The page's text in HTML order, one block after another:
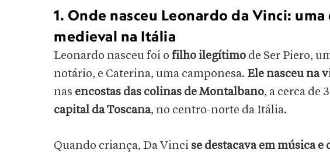
1. Onde nasceu Leonardo da Vinci:
medieval na Itália
Leonardo nasceu foi o filho ilegítimo de Ser Piero,
notário, e Caterina, uma camponesa. Ele nasceu na
nas encostas das colinas de Montalbano, a cerca de
capital da Toscana, no centro-norte da Itália.
Quando criança, Da Vinci se destacava em música e